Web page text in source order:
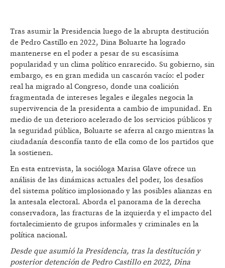
Tras asumir la Presidencia luego de la abrupta destitución
de Pedro Castillo en 2022, Dina Boluarte ha logrado
mantenerse en el poder a pesar de su escasísima
popularidad y un clima político enrarecido. Su gobierno, sin
embargo, es en gran medida un cascarón vacío: el poder
real ha migrado al Congreso, donde una coalición
fragmentada de intereses legales e ilegales negocia la
supervivencia de la presidenta a cambio de impunidad. En
medio de un deterioro acelerado de los servicios públicos y
la seguridad pública, Boluarte se aferra al cargo mientras la
ciudadanía desconfía tanto de ella como de los partidos que
la sostienen.
En esta entrevista, la socióloga Marisa Glave ofrece un
análisis de las dinámicas actuales del poder, los desafíos
del sistema político implosionado y las posibles alianzas en
la antesala electoral. Aborda el panorama de la derecha
conservadora, las fracturas de la izquierda y el impacto del
fortalecimiento de grupos informales y criminales en la
política nacional.
Desde que asumió la Presidencia, tras la destitución y
posterior detención de Pedro Castillo en 2022, Dina